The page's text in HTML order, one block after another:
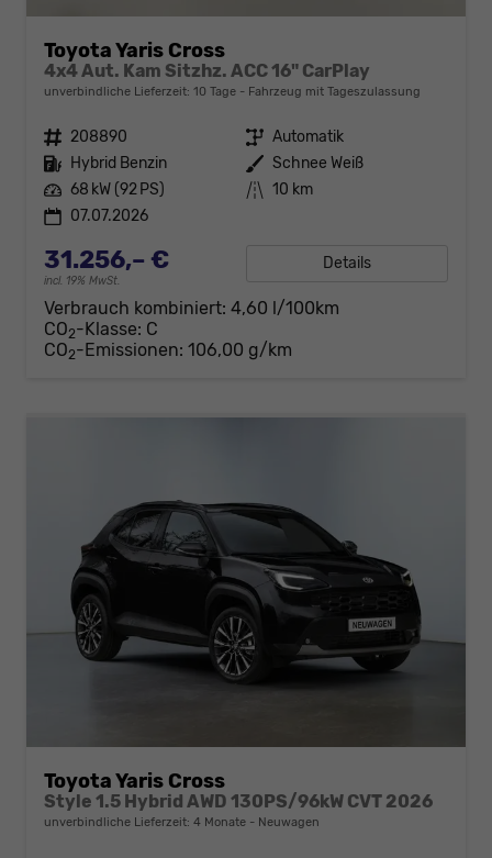
Toyota Yaris Cross
4x4 Aut. Kam Sitzhz. ACC 16" CarPlay
unverbindliche Lieferzeit: 10 Tage Fahrzeug mit Tageszulassung
Fahrzeugnr. 208890 Getriebe Automatik
Kraftstoff Hybrid Benzin Außenfarbe Schnee Weiß
Leistung 68 kW (92 PS) Kilometerstand 10 km
07.07.2026
31.256,– €
incl. 19% MwSt.
Details
Verbrauch kombiniert: 4,60 l/100km
CO2-Klasse: C
CO2-Emissionen: 106,00 g/km
Toyota Yaris Cross
Style 1.5 Hybrid AWD 130PS/96kW CVT 2026
unverbindliche Lieferzeit: 4 Monate Neuwagen